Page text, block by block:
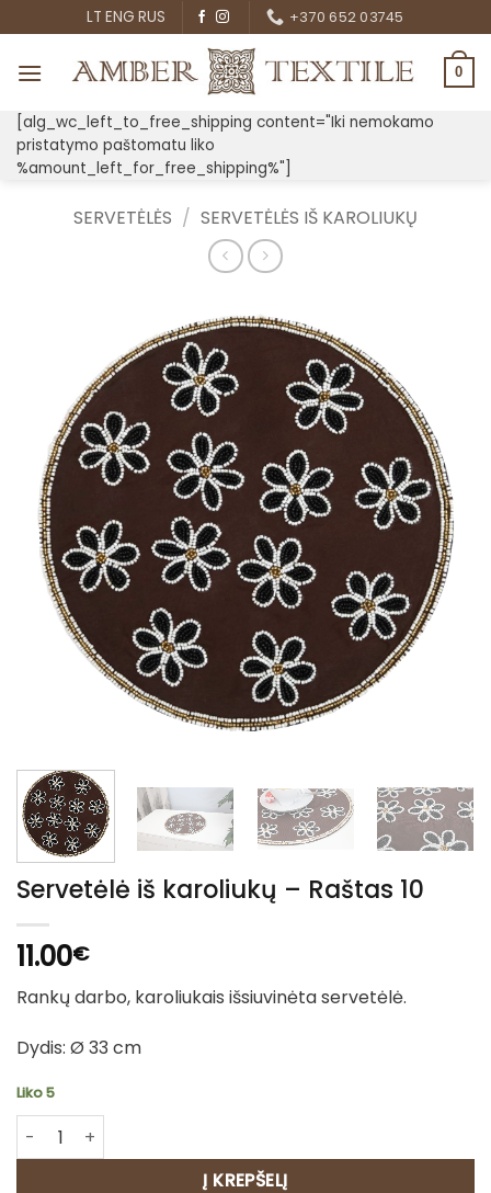
to
content
LT ENG RUS +370 652 03745
0
[alg_wc_left_to_free_shipping content="Iki nemokamo
pristatymo paštomatu liko
%amount_left_for_free_shipping%"]
SERVETĖLĖS / SERVETĖLĖS IŠ KAROLIUKŲ
Servetėlė iš karoliukų – Raštas 10
11.00€
Rankų darbo, karoliukais išsiuvinėta servetėlė.
Dydis: Ø 33 cm
Liko 5
produkto kiekis: Servetėlė iš karoliukų - Raštas 10
Į KREPŠELĮ